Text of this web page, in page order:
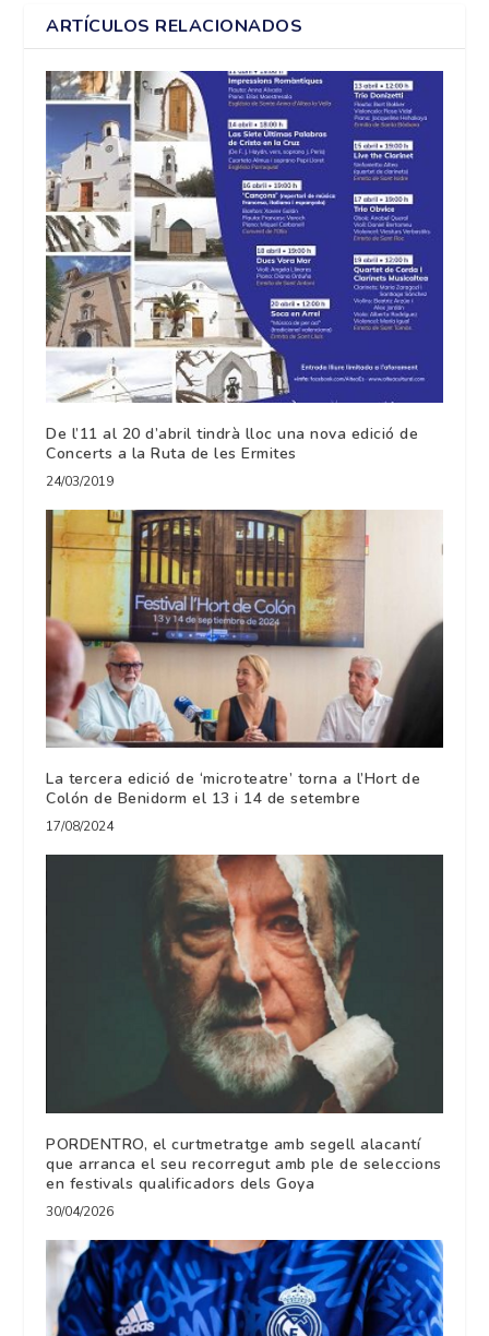
ARTÍCULOS RELACIONADOS
De l’11 al 20 d’abril tindrà lloc una nova edició de
Concerts a la Ruta de les Ermites
24/03/2019
La tercera edició de ‘microteatre’ torna a l’Hort de
Colón de Benidorm el 13 i 14 de setembre
17/08/2024
PORDENTRO, el curtmetratge amb segell alacantí
que arranca el seu recorregut amb ple de seleccions
en festivals qualificadors dels Goya
30/04/2026